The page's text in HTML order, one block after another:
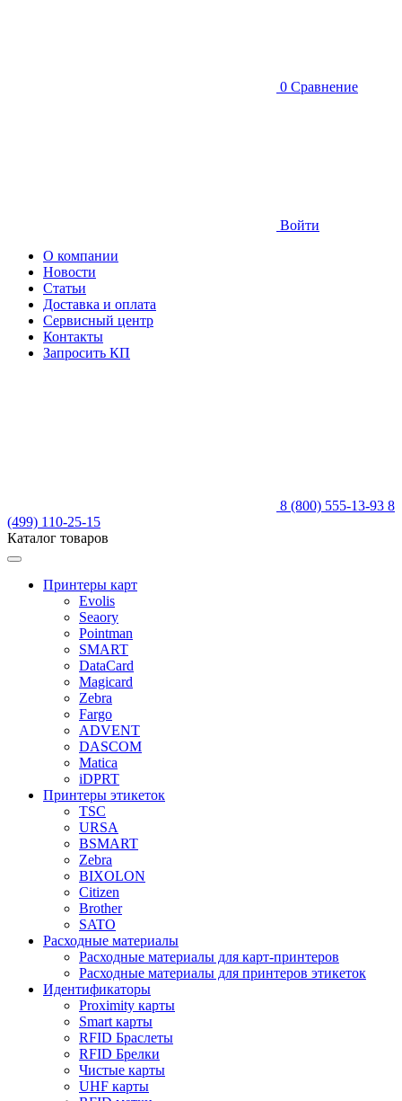
0 Сравнение
Войти
О компании
Новости
Статьи
Доставка и оплата
Сервисный центр
Контакты
Запросить КП
8 (800) 555-13-93 8
(499) 110-25-15
Каталог товаров
Принтеры карт
Evolis
Seaory
Pointman
SMART
DataCard
Magicard
Zebra
Fargo
ADVENT
DASCOM
Matica
iDPRT
Принтеры этикеток
TSC
URSA
BSMART
Zebra
BIXOLON
Citizen
Brother
SATO
Расходные материалы
Расходные материалы для карт-принтеров
Расходные материалы для принтеров этикеток
Идентификаторы
Proximity карты
Smart карты
RFID Браслеты
RFID Брелки
Чистые карты
UHF карты